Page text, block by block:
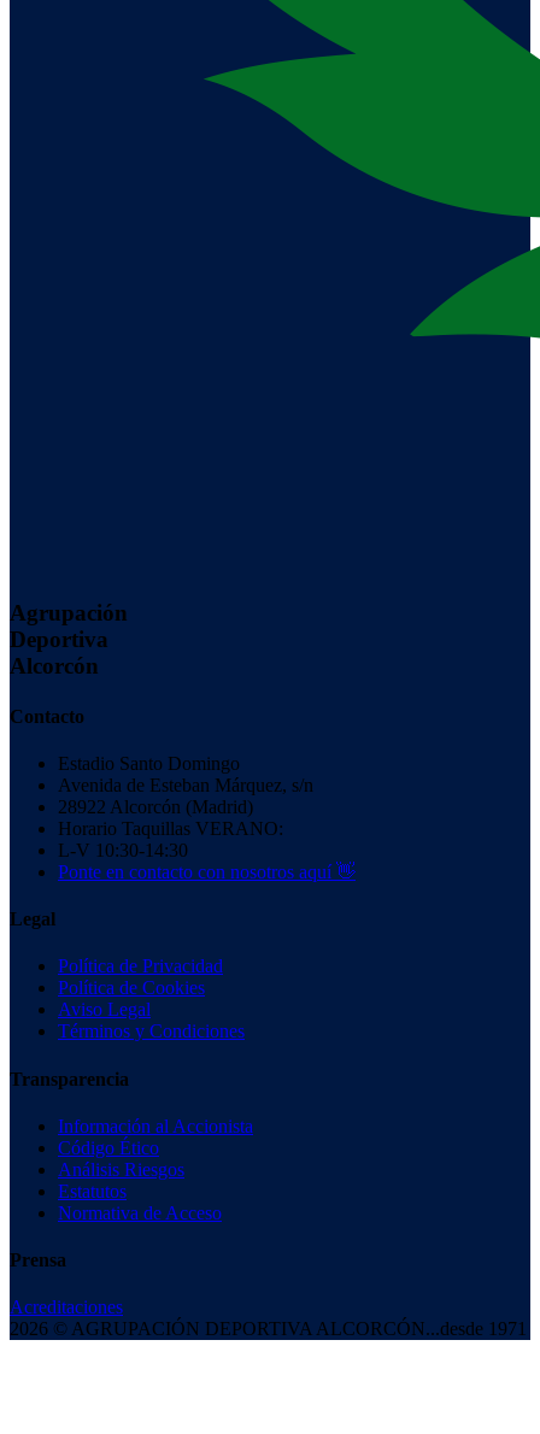
Agrupación
Deportiva
Alcorcón
Contacto
Estadio Santo Domingo
Avenida de Esteban Márquez, s/n
28922 Alcorcón (Madrid)
Horario Taquillas VERANO:
L-V 10:30-14:30
Ponte en contacto con nosotros aquí 👋
Legal
Política de Privacidad
Política de Cookies
Aviso Legal
Términos y Condiciones
Transparencia
Información al Accionista
Código Ético
Análisis Riesgos
Estatutos
Normativa de Acceso
Prensa
Acreditaciones
2026 © AGRUPACIÓN DEPORTIVA ALCORCÓN...desde 1971